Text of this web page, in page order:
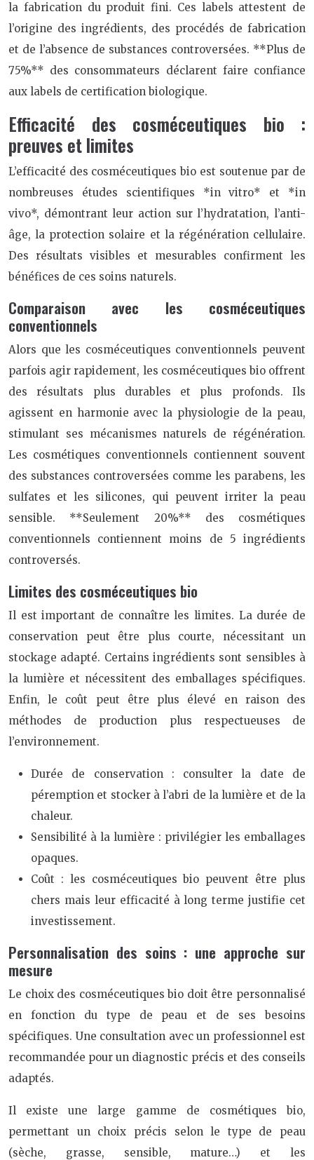
la fabrication du produit fini. Ces labels attestent de
l’origine des ingrédients, des procédés de fabrication
et de l’absence de substances controversées. **Plus de
75%** des consommateurs déclarent faire confiance
aux labels de certification biologique.
Efficacité des cosméceutiques bio :
preuves et limites
L’efficacité des cosméceutiques bio est soutenue par de
nombreuses études scientifiques *in vitro* et *in
vivo*, démontrant leur action sur l’hydratation, l’anti-
âge, la protection solaire et la régénération cellulaire.
Des résultats visibles et mesurables confirment les
bénéfices de ces soins naturels.
Comparaison avec les cosméceutiques
conventionnels
Alors que les cosméceutiques conventionnels peuvent
parfois agir rapidement, les cosméceutiques bio offrent
des résultats plus durables et plus profonds. Ils
agissent en harmonie avec la physiologie de la peau,
stimulant ses mécanismes naturels de régénération.
Les cosmétiques conventionnels contiennent souvent
des substances controversées comme les parabens, les
sulfates et les silicones, qui peuvent irriter la peau
sensible. **Seulement 20%** des cosmétiques
conventionnels contiennent moins de 5 ingrédients
controversés.
Limites des cosméceutiques bio
Il est important de connaître les limites. La durée de
conservation peut être plus courte, nécessitant un
stockage adapté. Certains ingrédients sont sensibles à
la lumière et nécessitent des emballages spécifiques.
Enfin, le coût peut être plus élevé en raison des
méthodes de production plus respectueuses de
l’environnement.
Durée de conservation : consulter la date de
péremption et stocker à l’abri de la lumière et de la
chaleur.
Sensibilité à la lumière : privilégier les emballages
opaques.
Coût : les cosméceutiques bio peuvent être plus
chers mais leur efficacité à long terme justifie cet
investissement.
Personnalisation des soins : une approche sur
mesure
Le choix des cosméceutiques bio doit être personnalisé
en fonction du type de peau et de ses besoins
spécifiques. Une consultation avec un professionnel est
recommandée pour un diagnostic précis et des conseils
adaptés.
Il existe une large gamme de cosmétiques bio,
permettant un choix précis selon le type de peau
(sèche, grasse, sensible, mature…) et les